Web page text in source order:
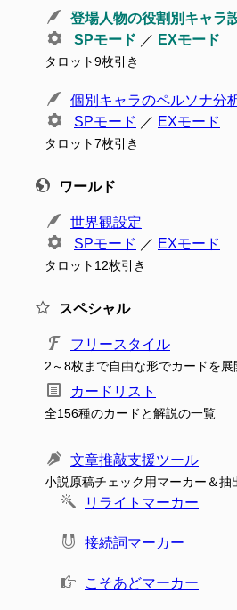
登場人物の役割別キャラ
SPモード ／ EXモード
タロット9枚引き
個別キャラのペルソナ分
SPモード ／ EXモード
タロット7枚引き
ワールド
世界観設定
SPモード ／ EXモード
タロット12枚引き
スペシャル
フリースタイル
2～8枚まで自由な形でカードを展
カードリスト
全156種のカードと解説の一覧
文章推敲支援ツール
小説原稿チェック用マーカー＆抽
リライトマーカー
接続詞マーカー
こそあどマーカー